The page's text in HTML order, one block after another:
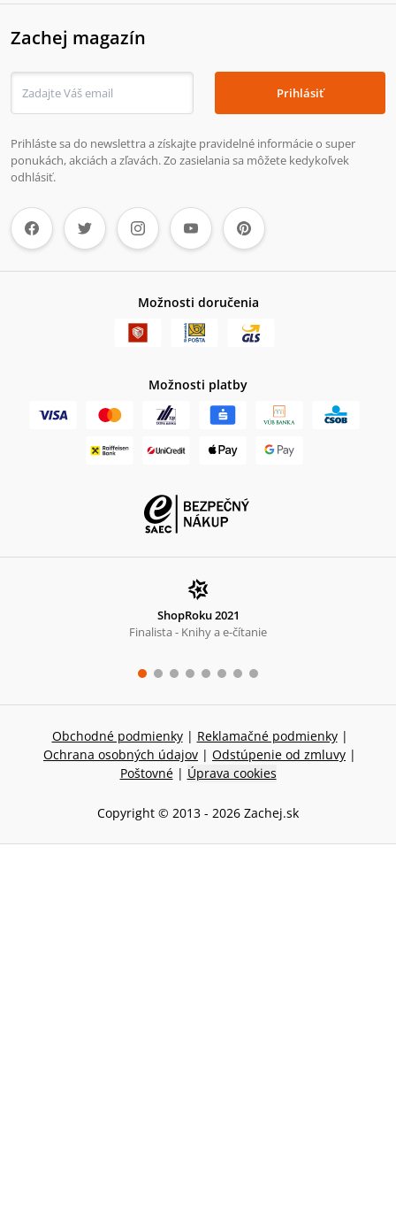
Zachej magazín
Prihlásiť
Prihláste sa do newslettra a získajte pravidelné informácie o super
ponukách, akciách a zľavách. Zo zasielania sa môžete kedykoľvek
odhlásiť.
Možnosti doručenia
Možnosti platby
ShopRoku 2021
Finalista - Knihy a e-čítanie
Obchodné podmienky | Reklamačné podmienky |
Ochrana osobných údajov | Odstúpenie od zmluvy |
Poštovné | Úprava cookies
Copyright © 2013 - 2026 Zachej.sk